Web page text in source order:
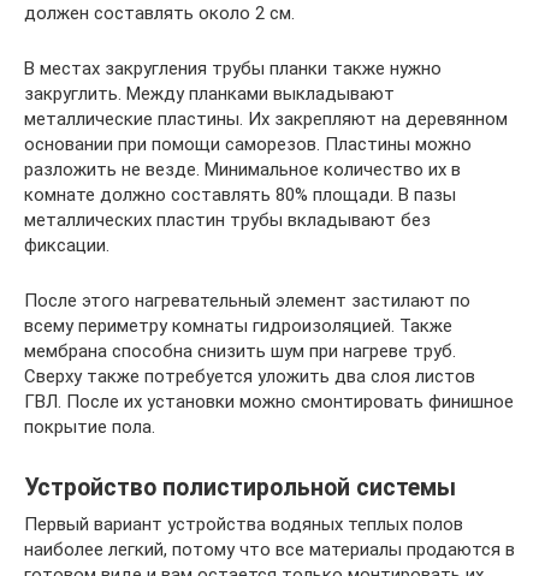
должен составлять около 2 см.
В местах закругления трубы планки также нужно
закруглить. Между планками выкладывают
металлические пластины. Их закрепляют на деревянном
основании при помощи саморезов. Пластины можно
разложить не везде. Минимальное количество их в
комнате должно составлять 80% площади. В пазы
металлических пластин трубы вкладывают без
фиксации.
После этого нагревательный элемент застилают по
всему периметру комнаты гидроизоляцией. Также
мембрана способна снизить шум при нагреве труб.
Сверху также потребуется уложить два слоя листов
ГВЛ. После их установки можно смонтировать финишное
покрытие пола.
Устройство полистирольной системы
Первый вариант устройства водяных теплых полов
наиболее легкий, потому что все материалы продаются в